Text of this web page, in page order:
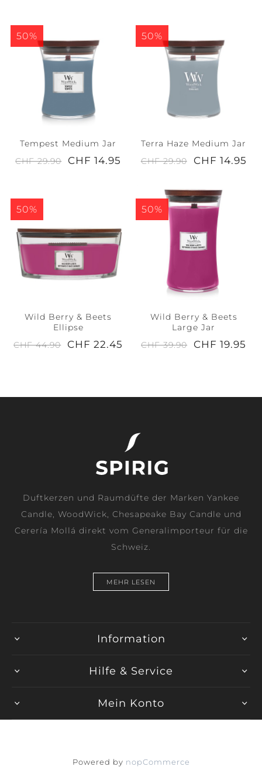
50%
Tempest Medium Jar
CHF 29.90
CHF 14.95
50%
Terra Haze Medium Jar
CHF 29.90
CHF 14.95
50%
Wild Berry & Beets
Ellipse
CHF 44.90
CHF 22.45
50%
Wild Berry & Beets
Large Jar
CHF 39.90
CHF 19.95
Duftkerzen und Raumdüfte der Marken Yankee
Candle, WoodWick, Chesapeake Bay Candle und
Cerería Mollá direkt vom Generalimporteur für die
Schweiz.
MEHR LESEN
Information
Hilfe & Service
Mein Konto
Powered by nopCommerce